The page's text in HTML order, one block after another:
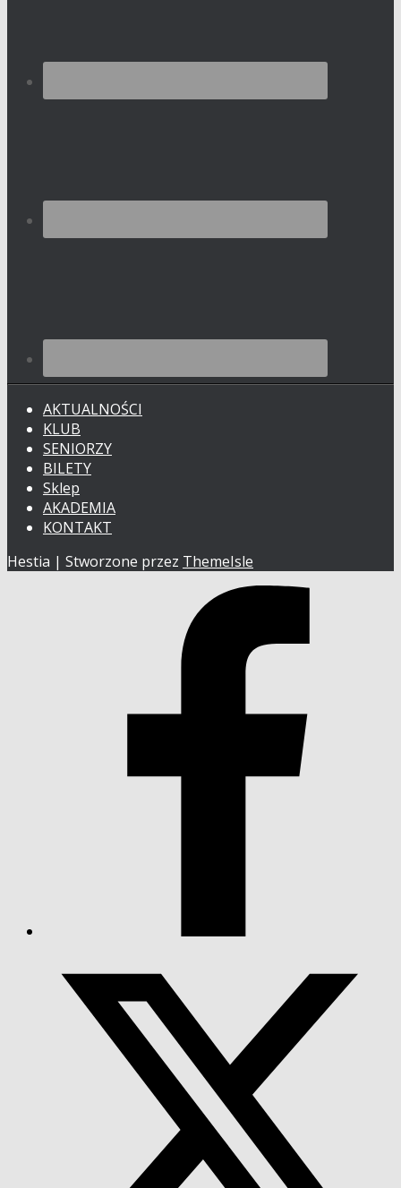
AKTUALNOŚCI
KLUB
SENIORZY
BILETY
Sklep
AKADEMIA
KONTAKT
Hestia | Stworzone przez ThemeIsle